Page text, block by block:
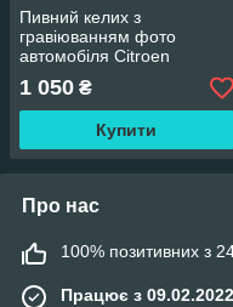
Пивний келих з
гравіюванням фото
автомобіля Citroen
Renotec Сітроен Ренотек -
подарунок для водія
1 050 ₴
Купити
Про нас
100% позитивних з
Працює з 09.02.2022